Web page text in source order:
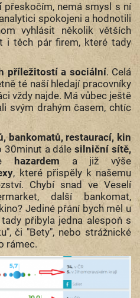
přeskočím, nemá smysl s ní
spokojeni a hodnotili
vyhlásit několik větších
i těch pár firem, které tady
příležitostí a sociální. Celá
té naší hledají pracovníky
vždy najde. Má vůbec ještě
svým drahým časem, chtíc
bankomatů, restaurací, kin
30minut a dálesilniční sítě,
hazardem a již výše
, které přispěly k našemu
Chybí snad ve Veselí
další bankomat,
Jediné přání bych měl u
přibyla jedna alespoň s
či "Bety", nebo strážnické
rámec.